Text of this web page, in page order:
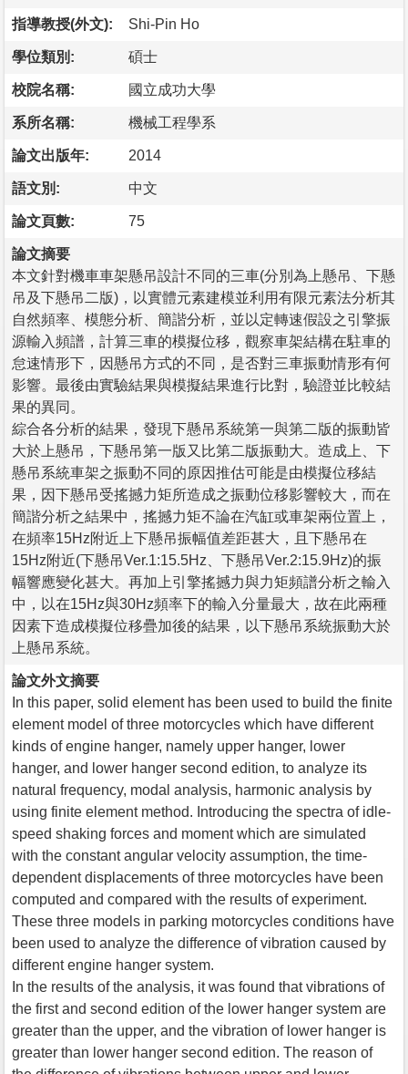
指導教授(外文): Shi-Pin Ho
學位類別: 碩士
校院名稱: 國立成功大學
系所名稱: 機械工程學系
論文出版年: 2014
語文別: 中文
論文頁數: 75
論文摘要
本文針對機車車架懸吊設計不同的三車(分別為上懸吊、下懸
吊及下懸吊二版)，以實體元素建模並利用有限元素法分析其
自然頻率、模態分析、簡諧分析，並以定轉速假設之引擎振
源輸入頻譜，計算三車的模擬位移，觀察車架結構在駐車的
怠速情形下，因懸吊方式的不同，是否對三車振動情形有何
影響。最後由實驗結果與模擬結果進行比對，驗證並比較結
果的異同。
綜合各分析的結果，發現下懸吊系統第一與第二版的振動皆
大於上懸吊，下懸吊第一版又比第二版振動大。造成上、下
懸吊系統車架之振動不同的原因推估可能是由模擬位移結
果，因下懸吊受搖撼力矩所造成之振動位移影響較大，而在
簡諧分析之結果中，搖撼力矩不論在汽缸或車架兩位置上，
在頻率15Hz附近上下懸吊振幅值差距甚大，且下懸吊在
15Hz附近(下懸吊Ver.1:15.5Hz、下懸吊Ver.2:15.9Hz)的振
幅響應變化甚大。再加上引擎搖撼力與力矩頻譜分析之輸入
中，以在15Hz與30Hz頻率下的輸入分量最大，故在此兩種
因素下造成模擬位移疊加後的結果，以下懸吊系統振動大於
上懸吊系統。
論文外文摘要
In this paper, solid element has been used to build the finite
element model of three motorcycles which have different
kinds of engine hanger, namely upper hanger, lower
hanger, and lower hanger second edition, to analyze its
natural frequency, modal analysis, harmonic analysis by
using finite element method. Introducing the spectra of idle-
speed shaking forces and moment which are simulated
with the constant angular velocity assumption, the time-
dependent displacements of three motorcycles have been
computed and compared with the results of experiment.
These three models in parking motorcycles conditions have
been used to analyze the difference of vibration caused by
different engine hanger system.
In the results of the analysis, it was found that vibrations of
the first and second edition of the lower hanger system are
greater than the upper, and the vibration of lower hanger is
greater than lower hanger second edition. The reason of